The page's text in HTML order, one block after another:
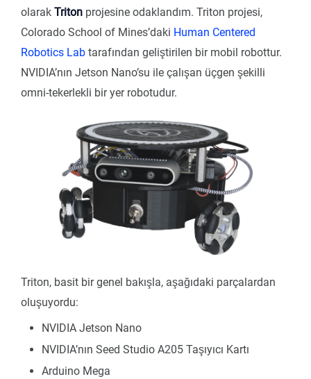
olarak Triton projesine odaklandım. Triton projesi,
Colorado School of Mines’daki Human Centered
Robotics Lab tarafından geliştirilen bir mobil robottur.
NVIDIA’nın Jetson Nano’su ile çalışan üçgen şekilli
omni-tekerlekli bir yer robotudur.
Triton, basit bir genel bakışla, aşağıdaki parçalardan
oluşuyordu:
NVIDIA Jetson Nano
NVIDIA’nın Seed Studio A205 Taşıyıcı Kartı
Arduino Mega